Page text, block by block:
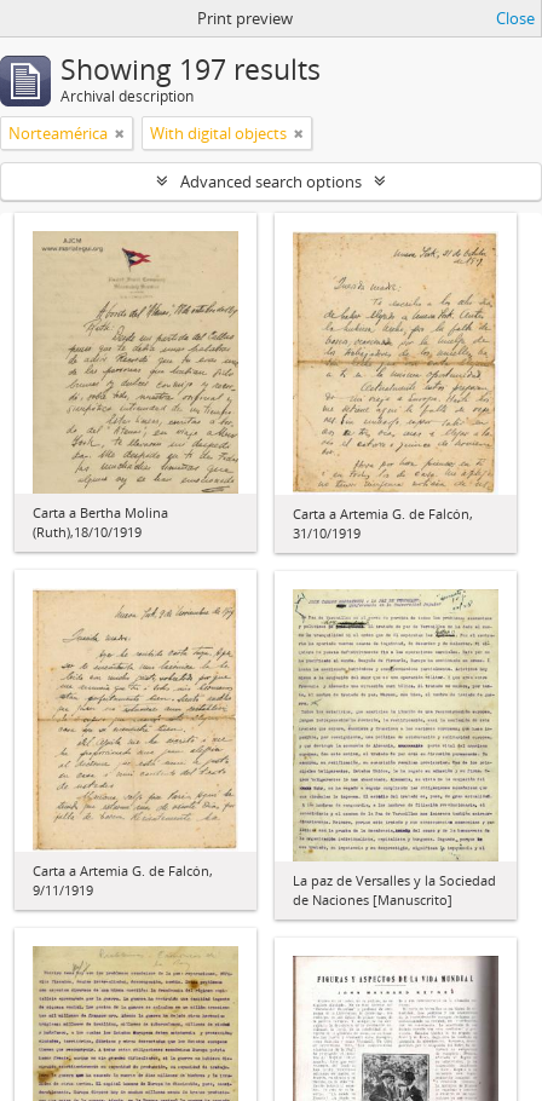
Print preview Close
Showing 197 results
Archival description
Norteamérica With digital objects
Advanced search options
Carta a Bertha Molina
(Ruth),18/10/1919
Carta a Artemia G. de Falcón,
31/10/1919
Carta a Artemia G. de Falcón,
9/11/1919
La paz de Versalles y la Sociedad
de Naciones [Manuscrito]